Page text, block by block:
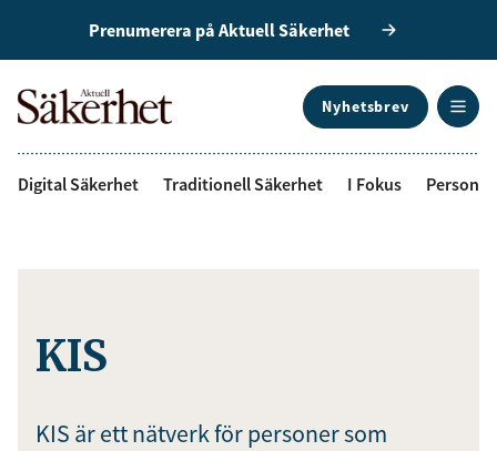
Prenumerera på Aktuell Säkerhet
Nyhetsbrev
Digital Säkerhet Traditionell Säkerhet I Fokus
KIS
KIS är ett nätverk för personer som
Anmäl dig till vårt nyhetsbrev!